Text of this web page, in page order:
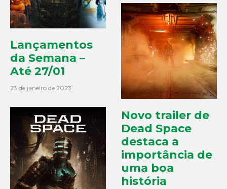
Lançamentos
da Semana –
Até 27/01
23 de janeiro de 2023
Novo trailer de
Dead Space
destaca a
importância de
uma boa
história